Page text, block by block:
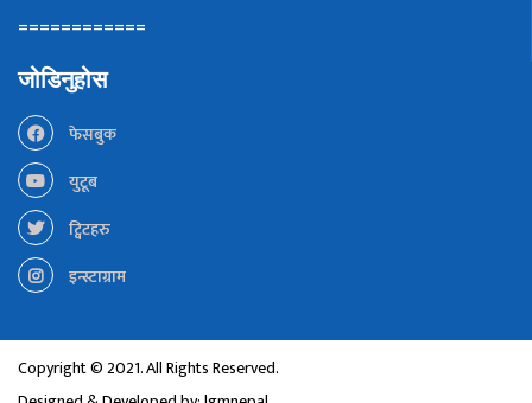
============
जोडिनुहोस
फेसबुक
युटूब
ट्विटहरु
इन्स्टाग्राम
Copyright © 2021. All Rights Reserved.